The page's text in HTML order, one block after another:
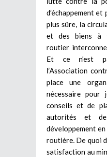
d’échappement
plus sûre, la
et des biens à
routier
Et ce n’est
l’Association
place une
nécessaire pour
conseils et de
autorités et
développement
routière. De quoi
satisfaction au